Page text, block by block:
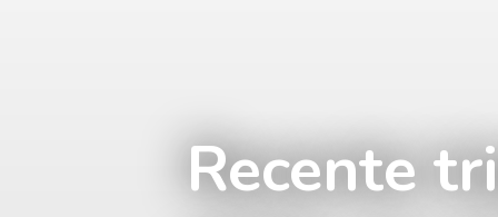
Recente